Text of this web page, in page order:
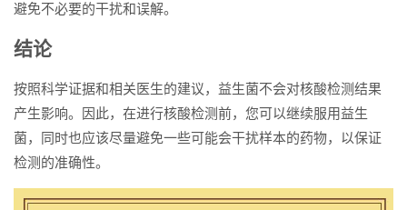
避免不必要的干扰和误解。
结论
按照科学证据和相关医生的建议，益生菌不会对核酸检测结果
产生影响。因此，在进行核酸检测前，您可以继续服用益生
菌，同时也应该尽量避免一些可能会干扰样本的药物，以保证
检测的准确性。